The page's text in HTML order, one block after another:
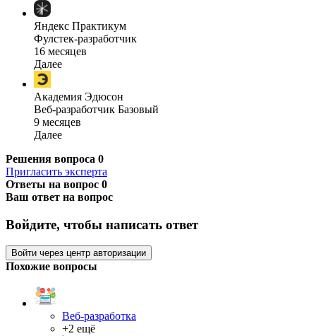
Яндекс Практикум
Фулстек-разработчик
16 месяцев
Далее
Академия Эдюсон
Веб-разработчик Базовый
9 месяцев
Далее
Решения вопроса 0
Пригласить эксперта
Ответы на вопрос 0
Ваш ответ на вопрос
Войдите, чтобы написать ответ
Войти через центр авторизации
Похожие вопросы
Веб-разработка
+2 ещё